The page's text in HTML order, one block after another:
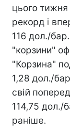
цього тижня
рекорд і
116 дол./
"корзини"
"Корзина"
1,28 дол./
свій
114,75 дол./
раніше.